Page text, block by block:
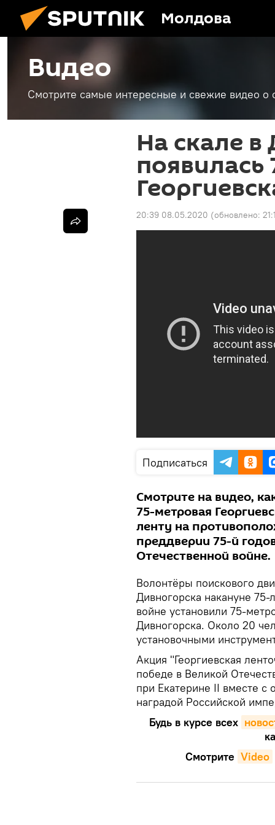
Молдова
Видео
Смотрите самые интересные и свежие видео
На скале в
появилась
20:39 08.05.2020 (обновлено:
Подписаться
Смотрите на видео,
75-метровая
ленту на
преддверии 75-й
Отечественной войне.
Волонтёры поискового
Дивногорска накануне
войне установили 75-
Дивногорска. Около 20
установочными
Акция "Георгиевская
победе в Великой
при Екатерине II вместе с
наградой Российской
Будь в курсе всех
Смотрите Video